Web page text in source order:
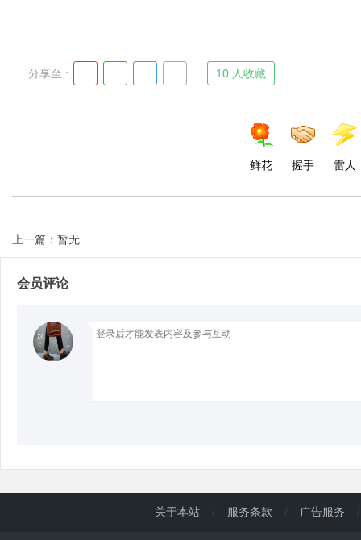
分享至 : 10 人收藏
鲜花 握手 雷人
上一篇：暂无
会员评论
关于本站 / 服务条款 / 广告服务 /